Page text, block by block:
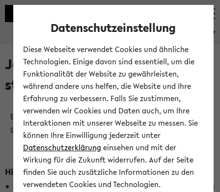
eKVV
Jetzt und in Kürze
stattfindende Veranstaltungen
Es wurden keine jetzt stattfindenden Veranstaltungen
gefunden!
Hinweise zur Liste
Die Anzeige ist semesterübergreifend und nicht abhängig
Datenschutzeinstellung
Diese Webseite verwendet Cookies und ähnliche
Technologien. Einige davon sind essentiell, um die
Funktionalität der Website zu gewährleisten,
während andere uns helfen, die Website und Ihre
Erfahrung zu verbessern. Falls Sie zustimmen,
verwenden wir Cookies und Daten auch, um Ihre
Interaktionen mit unserer Webseite zu messen. Sie
können Ihre Einwilligung jederzeit unter
Datenschutzerklärung einsehen und mit der
Wirkung für die Zukunft widerrufen. Auf der Seite
finden Sie auch zusätzliche Informationen zu den
verwendeten Cookies und Technologien.